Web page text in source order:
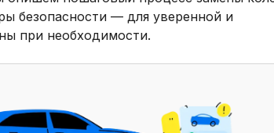
безопасности — для уверенной и
при необходимости.